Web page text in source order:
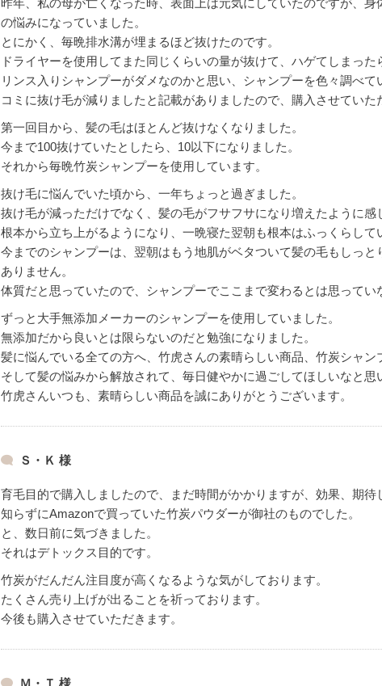
昨年、私の母が亡くなった時、表面上は元気にしていたのですが、
の悩みになっていました。
とにかく、毎晩排水溝が埋まるほど抜けたのです。
ドライヤーを使用してまた同じくらいの量が抜けて、ハゲてしまった
リンス入りシャンプーがダメなのかと思い、シャンプーを色々調べ
コミに抜け毛が減りましたと記載がありましたので、購入させていた
第一回目から、髪の毛はほとんど抜けなくなりました。
今まで100抜けていたとしたら、10以下になりました。
それから毎晩竹炭シャンプーを使用しています。
抜け毛に悩んでいた頃から、一年ちょっと過ぎました。
抜け毛が減っただけでなく、髪の毛がフサフサになり増えたように感
根本から立ち上がるようになり、一晩寝た翌朝も根本はふっくらして
今までのシャンプーは、翌朝はもう地肌がベタついて髪の毛もしっ
ありません。
体質だと思っていたので、シャンプーでここまで変わるとは思ってい
ずっと大手無添加メーカーのシャンプーを使用していました。
無添加だから良いとは限らないのだと勉強になりました。
髪に悩んでいる全ての方へ、竹虎さんの素晴らしい商品、竹炭シャン
そして髪の悩みから解放されて、毎日健やかに過ごしてほしいなと思
竹虎さんいつも、素晴らしい商品を誠にありがとうございます。
Ｓ・Ｋ 様
育毛目的で購入しましたので、まだ時間がかかりますが、効果、期待
知らずにAmazonで買っていた竹炭パウダーが御社のものでした。
と、数日前に気づきました。
それはデトックス目的です。
竹炭がだんだん注目度が高くなるような気がしております。
たくさん売り上げが出ることを祈っております。
今後も購入させていただきます。
Ｍ・Ｔ 様